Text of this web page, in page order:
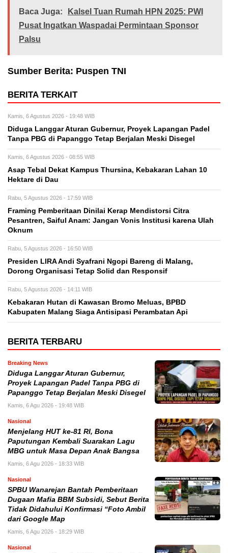
Baca Juga:
Kalsel Tuan Rumah HPN 2025: PWI
Pusat Ingatkan Waspadai Permintaan Sponsor
Palsu
Sumber Berita: Puspen TNI
BERITA TERKAIT
Kamis, 6 Agustus 2026 - 19:48 WIB
Diduga Langgar Aturan Gubernur, Proyek Lapangan Padel
Tanpa PBG di Papanggo Tetap Berjalan Meski Disegel
Kamis, 6 Agustus 2026 - 08:55 WIB
Asap Tebal Dekat Kampus Thursina, Kebakaran Lahan 10
Hektare di Dau
Rabu, 5 Agustus 2026 - 17:59 WIB
Framing Pemberitaan Dinilai Kerap Mendistorsi Citra
Pesantren, Saiful Anam: Jangan Vonis Institusi karena Ulah
Oknum
Rabu, 5 Agustus 2026 - 16:50 WIB
Presiden LIRA Andi Syafrani Ngopi Bareng di Malang,
Dorong Organisasi Tetap Solid dan Responsif
Rabu, 5 Agustus 2026 - 14:11 WIB
Kebakaran Hutan di Kawasan Bromo Meluas, BPBD
Kabupaten Malang Siaga Antisipasi Perambatan Api
BERITA TERBARU
Breaking News
Diduga Langgar Aturan Gubernur,
Proyek Lapangan Padel Tanpa PBG di
Papanggo Tetap Berjalan Meski Disegel
Kamis, 6 Agu 2026 - 19:48 WIB
Nasional
Menjelang HUT ke-81 RI, Bona
Paputungan Kembali Suarakan Lagu
MBG untuk Masa Depan Anak Bangsa
Kamis, 6 Agu 2026 - 18:33 WIB
Nasional
SPBU Wanarejan Bantah Pemberitaan
Dugaan Mafia BBM Subsidi, Sebut Berita
Tidak Didahului Konfirmasi “Foto Ambil
dari Google Map
Kamis, 6 Agu 2026 - 18:29 WIB
Nasional